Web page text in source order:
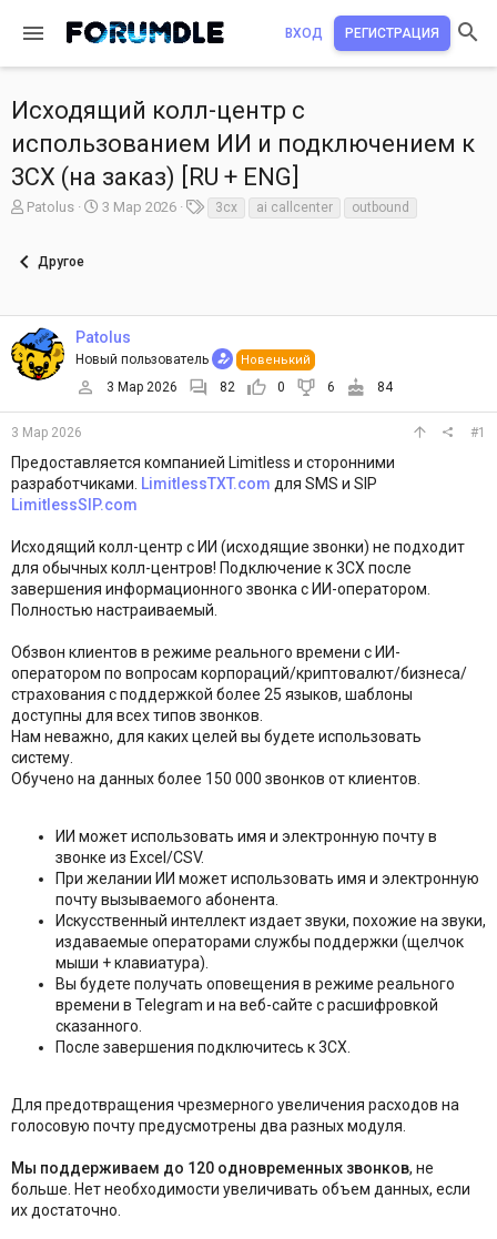
ВХОД РЕГИСТРАЦИЯ
Исходящий колл-центр с
использованием ИИ и подключением к
3CX (на заказ) [RU + ENG]
А
о
м
ы
Patolus
Д
а
л
а
3 Мар 2026 3cx ai callcenter outbound
Другое
Patolus
Новый пользователь Новенький
3 Мар 2026 82 0 6 84
3 Мар 2026 #1
Предоставляется компанией Limitless и сторонними
разработчиками. LimitlessTXT.com для SMS и SIP
LimitlessSIP.com
Исходящий колл-центр с ИИ (исходящие звонки) не подходит
для обычных колл-центров! Подключение к 3CX после
завершения информационного звонка с ИИ-оператором.
Полностью настраиваемый.
Обзвон клиентов в режиме реального времени с ИИ-
оператором по вопросам корпораций/криптовалют/бизнеса/
страхования с поддержкой более 25 языков, шаблоны
доступны для всех типов звонков.
Нам неважно, для каких целей вы будете использовать
систему.
Обучено на данных более 150 000 звонков от клиентов.
ИИ может использовать имя и электронную почту в
звонке из Excel/CSV.
При желании ИИ может использовать имя и электронную
почту вызываемого абонента.
Искусственный интеллект издает звуки, похожие на звуки,
издаваемые операторами службы поддержки (щелчок
мыши + клавиатура).
Вы будете получать оповещения в режиме реального
времени в Telegram и на веб-сайте с расшифровкой
сказанного.
После завершения подключитесь к 3CX.
Для предотвращения чрезмерного увеличения расходов на
голосовую почту предусмотрены два разных модуля.
Мы поддерживаем до 120 одновременных звонков, не
больше. Нет необходимости увеличивать объем данных, если
их достаточно.